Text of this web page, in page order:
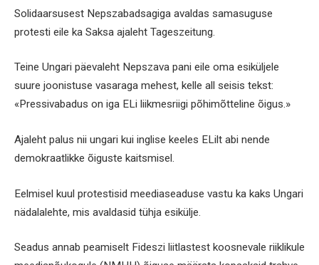
Solidaarsusest Nepszabadsagiga avaldas samasuguse
protesti eile ka Saksa ajaleht Tageszeitung.
Teine Ungari päevaleht Nepszava pani eile oma esiküljele
suure joonistuse vasaraga mehest, kelle all seisis tekst:
«Pressivabadus on iga ELi liikmesriigi põhimõtteline õigus.»
Ajaleht palus nii ungari kui inglise keeles ELilt abi nende
demokraatlikke õiguste kaitsmisel.
Eelmisel kuul protestisid meediaseaduse vastu ka kaks Ungari
nädalalehte, mis avaldasid tühja esikülje.
Seadus annab peamiselt Fideszi liitlastest koosnevale riiklikule